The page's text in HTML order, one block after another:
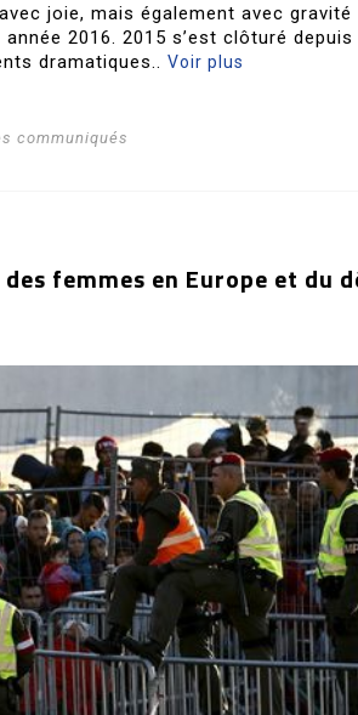
joie, mais également avec gravité
2016. 2015 s’est clôturé depuis
dramatiques.. Voir plus
communiqués
femmes en Europe et du